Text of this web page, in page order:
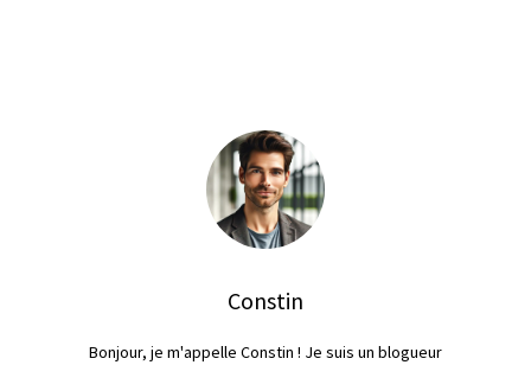
Constin
Bonjour, je m'appelle Constin ! Je suis un blogueur